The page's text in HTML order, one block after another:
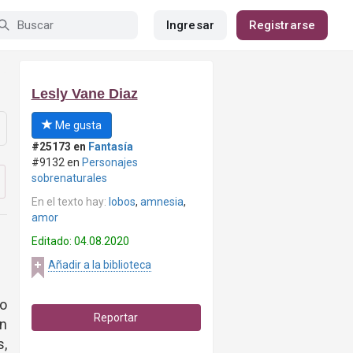
Ingresar Registrarse
Lesly Vane Diaz
Me gusta
#25173 en Fantasía
#9132 en Personajes
sobrenaturales
En el texto hay: lobos, amnesia,
amor
Editado: 04.08.2020
Añadir a la biblioteca
Reportar